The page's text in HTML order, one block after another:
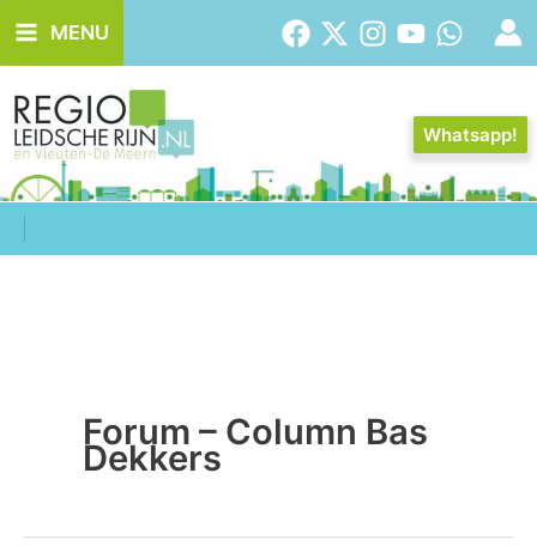
naar
de
inhoud
MENU
Whatsapp!
Forum – Column Bas
Dekkers